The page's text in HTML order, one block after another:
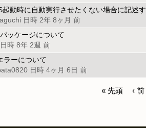
起動時に自動実行させたくない場合に記述
日時 2年 8ヶ月 前
ッケージについて
日時 8年 2週 前
ラーについて
日時 4ヶ月 6日 前
« 先頭 ‹ 前